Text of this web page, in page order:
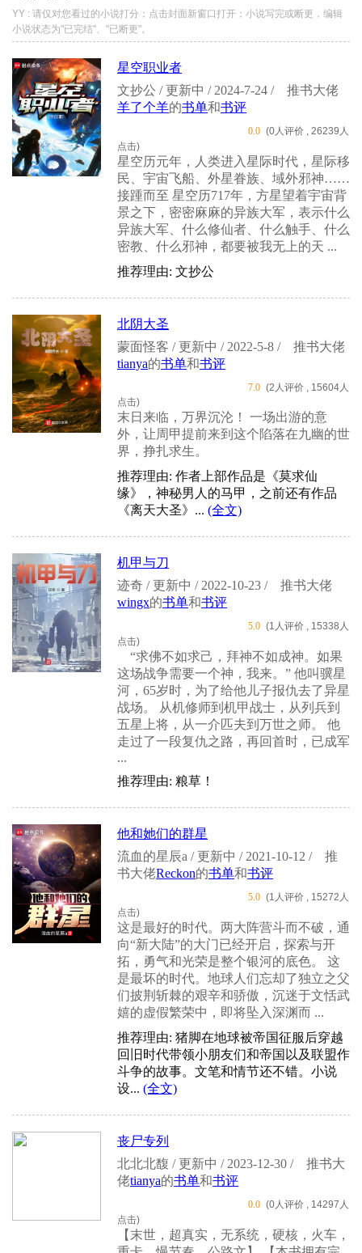
YY : 请仅对您看过的小说打分；点击封面新窗口打开；小说写完或断更，编辑
小说状态为"已完结"、"已断更"。
星空职业者
文抄公 / 更新中 / 2024-7-24 /
推书大佬
羊了个羊的书单和书评
0.0 (0人评价 , 26239人
点击)
星空历元年，人类进入星际时代，星际移
民、宇宙飞船、外星眷族、域外邪神……
接踵而至 星空历717年，方星望着宇宙背
景之下，密密麻麻的异族大军，表示什么
异族大军、什么修仙者、什么触手、什么
密教、什么邪神，都要被我无上的天 ...
推荐理由: 文抄公
北阴大圣
蒙面怪客 / 更新中 / 2022-5-8 /
推书大佬
tianya的书单和书评
7.0 (2人评价 , 15604人
点击)
末日来临，万界沉沦！ 一场出游的意
外，让周甲提前来到这个陷落在九幽的世
界，挣扎求生。
推荐理由: 作者上部作品是《莫求仙
缘》，神秘男人的马甲，之前还有作品
《离天大圣》... (全文)
机甲与刀
迹奇 / 更新中 / 2022-10-23 /
推书大佬
wingx的书单和书评
5.0 (1人评价 , 15338人
点击)
“求佛不如求己，拜神不如成神。如果
这场战争需要一个神，我来。” 他叫骥星
河，65岁时，为了给他儿子报仇去了异星
战场。 从机修师到机甲战士，从列兵到
五星上将，从一介匹夫到万世之师。 他
走过了一段复仇之路，再回首时，已成军
...
推荐理由: 粮草！
他和她们的群星
流血的星辰a / 更新中 / 2021-10-12 /
推
书大佬Reckon的书单和书评
5.0 (1人评价 , 15272人
点击)
这是最好的时代。两大阵营斗而不破，通
向“新大陆”的大门已经开启，探索与开
拓，勇气和光荣是整个银河的底色。 这
是最坏的时代。地球人们忘却了独立之父
们披荆斩棘的艰辛和骄傲，沉迷于文恬武
嬉的虚假繁荣中，即将坠入深渊而 ...
推荐理由: 猪脚在地球被帝国征服后穿越
回旧时代带领小朋友们和帝国以及联盟作
斗争的故事。文笔和情节还不错。小说
设... (全文)
丧尸专列
北北北馥 / 更新中 / 2023-12-30 /
推书大
佬tianya的书单和书评
0.0 (0人评价 , 14297人
点击)
【末世，超真实，无系统，硬核，火车，